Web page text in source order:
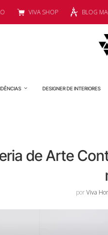
VIVA SHOP BLOG
DESIGNER DE INTERIORES
de Arte
porViva